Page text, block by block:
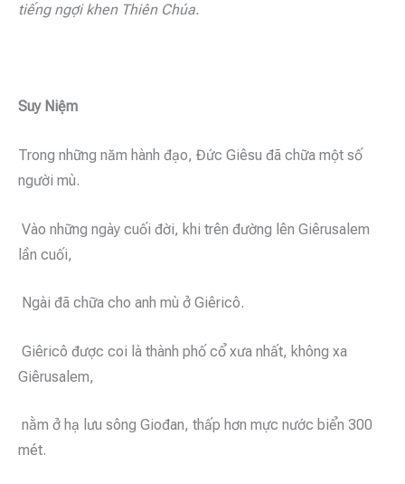
tiếng ngợi khen Thiên Chúa.
Suy Niệm
Trong những năm hành đạo, Đức Giêsu đã chữa một số
người mù.
Vào những ngày cuối đời, khi trên đường lên Giêrusalem
lần cuối,
Ngài đã chữa cho anh mù ở Giêricô.
Giêricô được coi là thành phố cổ xưa nhất, không xa
Giêrusalem,
nằm ở hạ lưu sông Giođan, thấp hơn mực nước biển 300
mét.